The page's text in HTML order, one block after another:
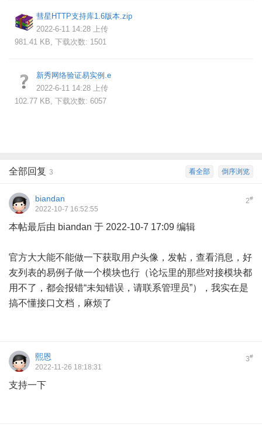
彗星HTTP支持库1.6版本.zip
2022-6-11 14:28 上传
981.41 KB, 下载次数: 1501
新秀网络验证易实例.e
2022-6-11 14:28 上传
102.77 KB, 下载次数: 6057
倒序浏览
看全部
全部回复 3
2#
biandan
2022-10-7 16:52:55
本帖最后由 biandan 于 2022-10-7 17:09 编辑
官方大大能不能做一下获取用户头像，发帖，查看消息，好
友列表的易例子做一个模块也行（论坛里的那些对接模块都
用不了，都会报错“未知错误，请联系管理员”），我实在是
搞不懂接口文档，麻烦了
3#
熙恩
2022-11-26 18:18:31
支持一下